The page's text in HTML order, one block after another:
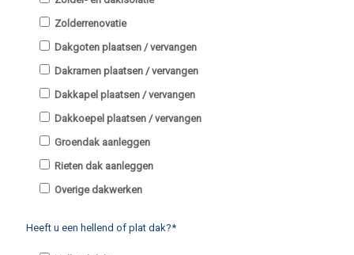
Zolderrenovatie
Dakgoten plaatsen / vervangen
Dakramen plaatsen / vervangen
Dakkapel plaatsen / vervangen
Dakkoepel plaatsen / vervangen
Groendak aanleggen
Rieten dak aanleggen
Overige dakwerken
Heeft u een hellend of plat dak?*